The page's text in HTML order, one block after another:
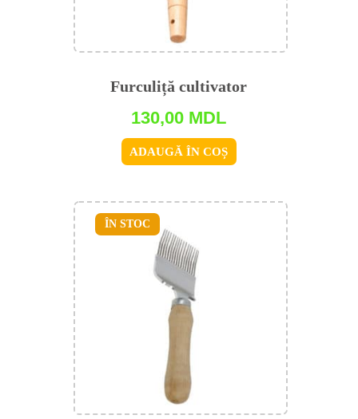
Furculiță cultivator
130,00 MDL
ADAUGĂ ÎN COȘ
ÎN STOC